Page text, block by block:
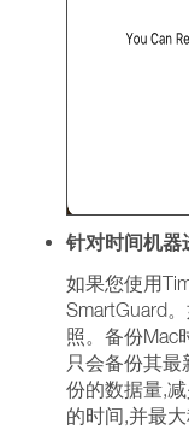
针对时间机器
如果您使用
SmartGuard
照。备份Mac
只会备份其最
份的数据量,
的时间,并最